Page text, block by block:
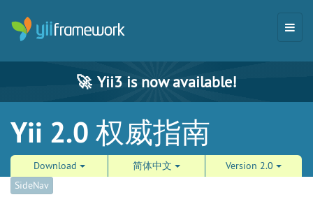
🚀 Yii3 is now available!
Yii 2.0 权威指南
Download 简体中文
Version 2.0
SideNav